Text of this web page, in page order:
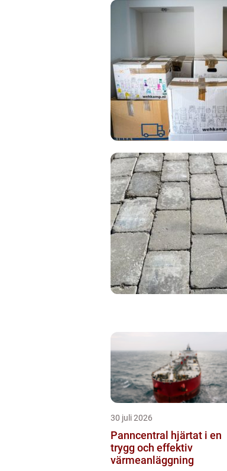
30 juli 2026
Panncentral hjärtat i en
trygg och effektiv
värmeanläggning